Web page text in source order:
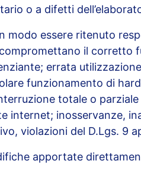
o a difetti
modo essere ritenuto
il corretto
errata
funzionamento di
totale o
internet; inosservanze,
violazioni del D.Lgs. 9
apportate